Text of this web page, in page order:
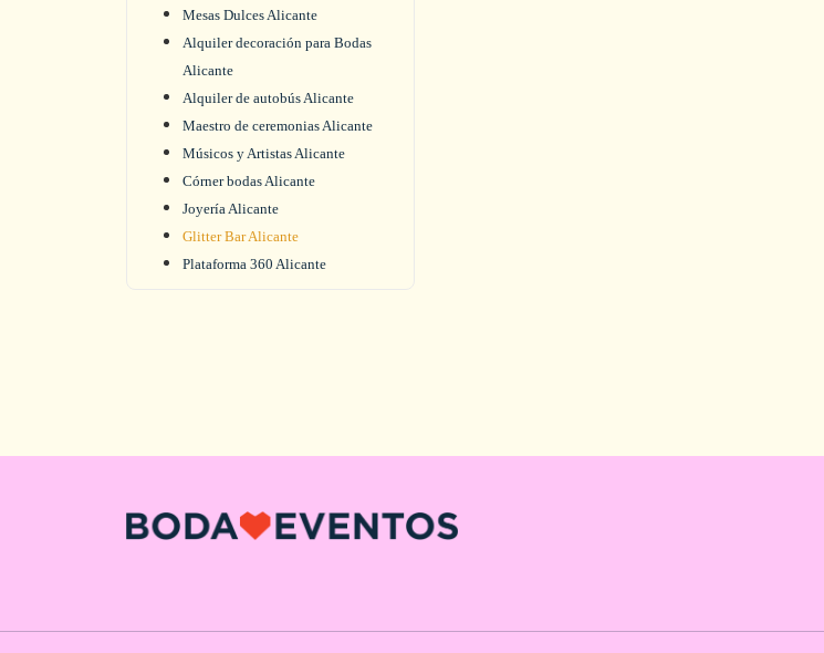
Mesas Dulces Alicante
Alquiler decoración para Bodas
Alicante
Alquiler de autobús Alicante
Maestro de ceremonias Alicante
Músicos y Artistas Alicante
Córner bodas Alicante
Joyería Alicante
Glitter Bar Alicante
Plataforma 360 Alicante